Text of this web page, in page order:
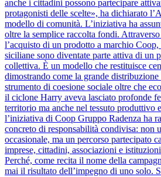
anche i cittadini possono partecipare
protagonisti delle scelte», ha dichiarato
modello di comunità. L’iniziativa ha
oltre la semplice raccolta fondi.
l’acquisto di un prodotto a marchio
siciliane sono diventate parte attiva di un
collettiva. È un modello che restituisce
dimostrando come la grande distribuzione
strumento di coesione sociale oltre che
il ciclone Harry aveva lasciato profonde
territorio ma anche nel tessuto produttivo
l’iniziativa di Coop Gruppo Radenza ha
concreto di responsabilità condivisa: non
occasionale, ma un percorso partecipato
imprese, cittadini, associazioni e
Perché, come recita il nome della
mai il risultato dell’impegno di uno solo.